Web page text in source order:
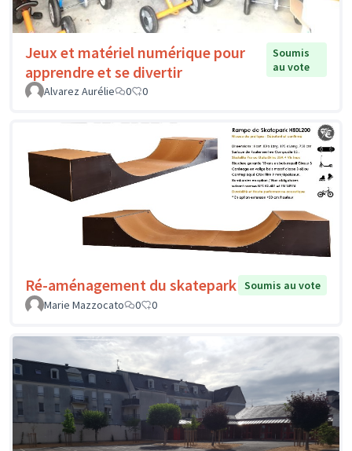
Jeux et matériel numérique pour
apprendre et se divertir
Soumis
au vote
Alvarez Aurélie
0 0
Ré-aménagement du skatepark Soumis au vote
Marie Mazzocato
0 0